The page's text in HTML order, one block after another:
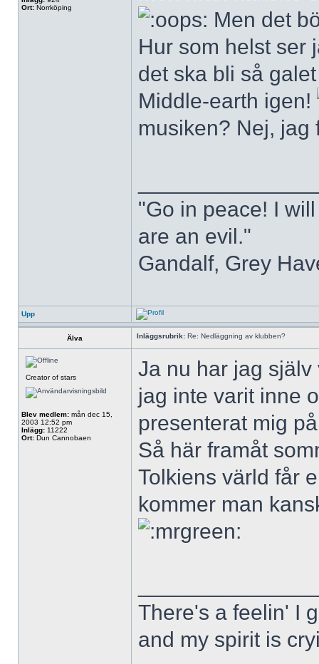
Ort: Norrköping
Men det
Hur som helst ser
det ska bli så
Middle-earth igen!
musiken? Nej,
"Go in peace! I
are an evil."
Gandalf, Grey
Upp
Älva Inläggsrubrik: Re: Nedläggning av klubben?
Creator of stars
Blev medlem: mån dec 15,
2003 12:52 pm
Inlägg: 11222
Ort: Dun Cannobaen
Ja nu har jag
jag inte varit inne
presenterat mig
Så här framåt
Tolkiens värld får
kommer man
There's a feelin' I
and my spirit is